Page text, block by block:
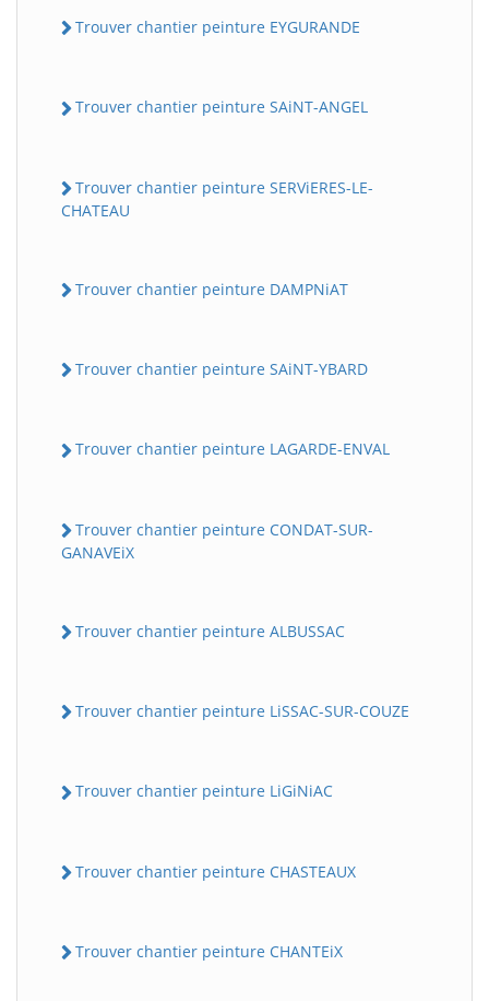
Trouver chantier peinture EYGURANDE
Trouver chantier peinture SAiNT-ANGEL
Trouver chantier peinture SERViERES-LE-
CHATEAU
Trouver chantier peinture DAMPNiAT
Trouver chantier peinture SAiNT-YBARD
Trouver chantier peinture LAGARDE-ENVAL
Trouver chantier peinture CONDAT-SUR-
GANAVEiX
Trouver chantier peinture ALBUSSAC
Trouver chantier peinture LiSSAC-SUR-COUZE
Trouver chantier peinture LiGiNiAC
Trouver chantier peinture CHASTEAUX
Trouver chantier peinture CHANTEiX